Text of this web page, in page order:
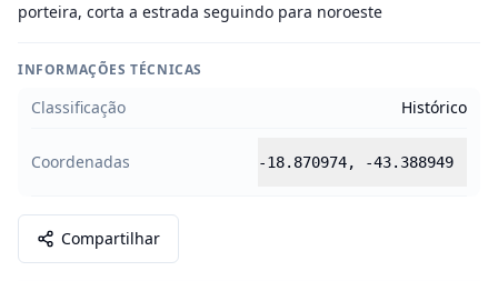
porteira, corta a estrada seguindo para noroeste
INFORMAÇÕES TÉCNICAS
Classificação Histórico
Coordenadas -18.870974, -43.388949
Compartilhar